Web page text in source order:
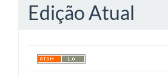
Edição Atual